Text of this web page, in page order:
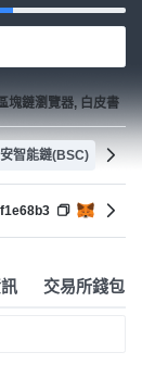
塊鏈瀏覽器, 白皮書
智能鏈(BSC)
交易所錢包